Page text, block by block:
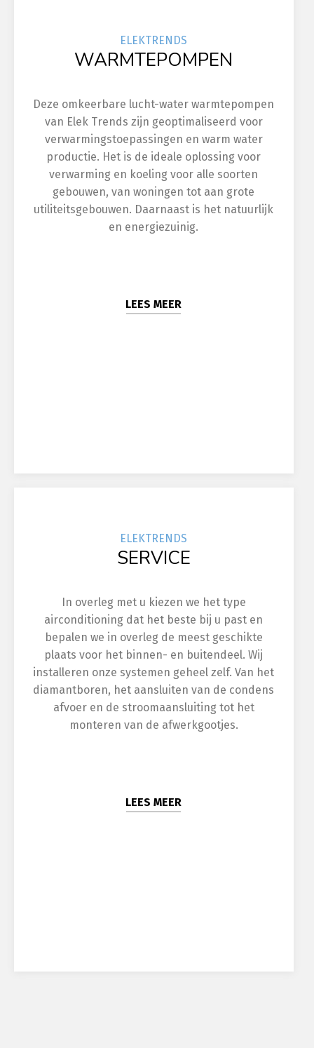
ELEKTRENDS
WARMTEPOMPEN
Deze omkeerbare lucht-water warmtepompen
van Elek Trends zijn geoptimaliseerd voor
verwarmingstoepassingen en warm water
productie. Het is de ideale oplossing voor
verwarming en koeling voor alle soorten
gebouwen, van woningen tot aan grote
utiliteitsgebouwen. Daarnaast is het natuurlijk
en energiezuinig.
LEES MEER
ELEKTRENDS
SERVICE
In overleg met u kiezen we het type
airconditioning dat het beste bij u past en
bepalen we in overleg de meest geschikte
plaats voor het binnen- en buitendeel. Wij
installeren onze systemen geheel zelf. Van het
diamantboren, het aansluiten van de condens
afvoer en de stroomaansluiting tot het
monteren van de afwerkgootjes.
LEES MEER